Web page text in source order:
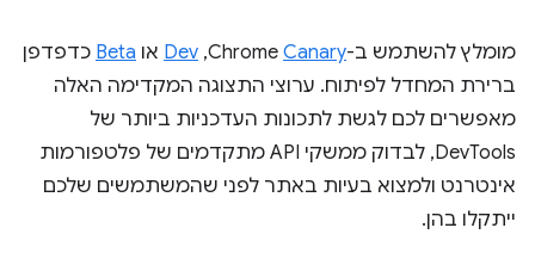
מומלץ להשתמש ב-ChromeCanary
,‏
Dev או Beta כדפדפן
ברירת המחדל לפיתוח. ערוצי התצוגה המקדימה האלה
מאפשרים לכם לגשת לתכונות העדכניות ביותר של
DevTools, לבדוק ממשקי API מתקדמים של פלטפורמות
אינטרנט ולמצוא בעיות באתר לפני שהמשתמשים שלכם
ייתקלו בהן.